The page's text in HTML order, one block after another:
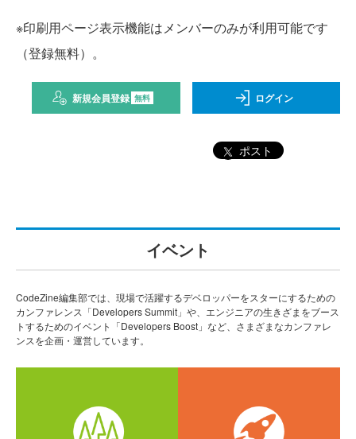
※印刷用ページ表示機能はメンバーのみが利用可能です
（登録無料）。
新規会員登録 無料 ログイン
ポスト
イベント
CodeZine編集部では、現場で活躍するデベロッパーをスターにするための
カンファレンス「Developers Summit」や、エンジニアの生きざまをブース
トするためのイベント「Developers Boost」など、さまざまなカンファレ
ンスを企画・運営しています。